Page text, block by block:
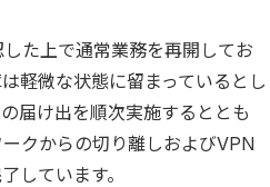
た上で通常業務を再開してお
軽微な状態に留まっているとし
届け出を順次実施するととも
クからの切り離しおよびVPN
しています。